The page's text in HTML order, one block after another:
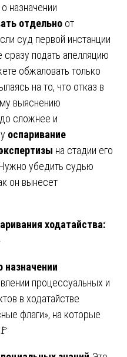
назначении
отдельно от
суд первой инстанции
подать апелляцию
обжаловать только
на то, что отказ в
выяснению
сложнее и
оспаривание
на стадии его
убедить судью
он вынесет
ходатайства:
назначении
процессуальных и
в ходатайстве
флаги», на которые